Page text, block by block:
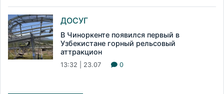
ДОСУГ
В Чиноркенте появился первый в
Узбекистане горный рельсовый
аттракцион
13:32 | 23.07 0